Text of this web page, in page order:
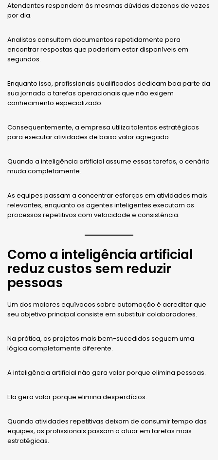
Atendentes respondem às mesmas dúvidas dezenas de vezes
por dia.
Analistas consultam documentos repetidamente para
encontrar respostas que poderiam estar disponíveis em
segundos.
Enquanto isso, profissionais qualificados dedicam boa parte da
sua jornada a tarefas operacionais que não exigem
conhecimento especializado.
Consequentemente, a empresa utiliza talentos estratégicos
para executar atividades de baixo valor agregado.
Quando a inteligência artificial assume essas tarefas, o cenário
muda completamente.
As equipes passam a concentrar esforços em atividades mais
relevantes, enquanto os agentes inteligentes executam os
processos repetitivos com velocidade e consistência.
Como a inteligência artificial
reduz custos sem reduzir
pessoas
Um dos maiores equívocos sobre automação é acreditar que
seu objetivo principal consiste em substituir colaboradores.
Na prática, os projetos mais bem-sucedidos seguem uma
lógica completamente diferente.
A inteligência artificial não gera valor porque elimina pessoas.
Ela gera valor porque elimina desperdícios.
Quando atividades repetitivas deixam de consumir tempo das
equipes, os profissionais passam a atuar em tarefas mais
estratégicas.